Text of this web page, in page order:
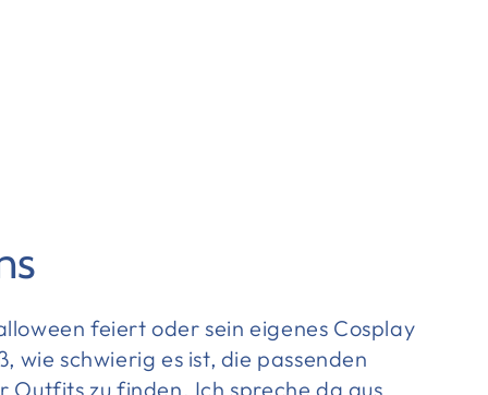
feiert oder sein eigenes Cosplay
wie schwierig es ist, die passenden
Outfits zu finden. Ich spreche da aus